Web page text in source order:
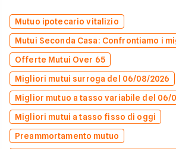
Mutuo ipotecario vitalizio
Mutui Seconda Casa: Confrontiamo i
Offerte Mutui Over 65
Migliori mutui surroga del 06/08/2026
Miglior mutuo a tasso variabile del 06/
Migliori mutui a tasso fisso di oggi
Preammortamento mutuo